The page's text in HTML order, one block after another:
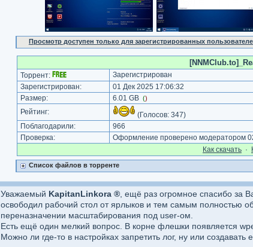
Просмотр доступен только для зарегистрированных
Торрент:
Зарегистрирован
Зарегистрирован:
01 Дек 2025 17:06:32
Размер:
6.01 GB ()
Рейтинг: (Голосов: 347)
Поблагодарили:
966
Проверка:
Оформление проверено модератором
Как cкачать ·
Список файлов в торренте
Уважаемый KapitanLinkora ®, ещё раз огромное спасибо за
освободил рабочий стол от ярлыков и тем самым полностью
переназначении масштабирования под user-ом.
Есть ещё один мелкий вопрос. В корне флешки появляется
Можно ли где-то в настройках запретить лог, ну или создавать